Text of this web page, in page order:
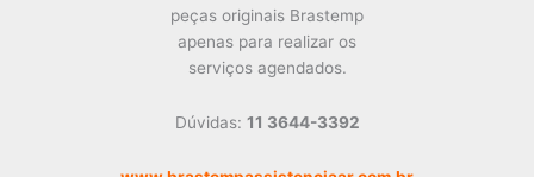
peças originais Brastemp
apenas para realizar os
serviços agendados.
Dúvidas: 11 3644-3392